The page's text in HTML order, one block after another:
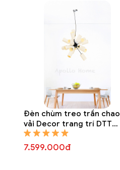
Đèn chùm treo trần chao
vải Decor trang trí DTT
8312A
7.599.000đ